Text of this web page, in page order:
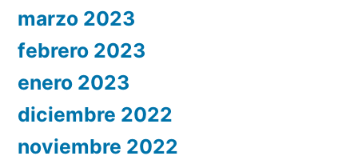
marzo 2023
febrero 2023
enero 2023
diciembre 2022
noviembre 2022